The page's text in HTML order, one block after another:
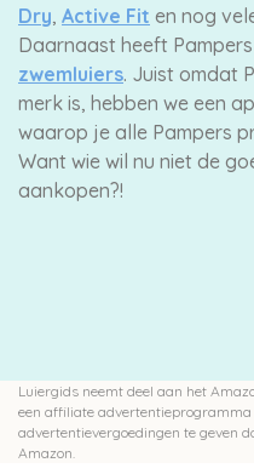
Dry Active Fit en nog
Daarnaast heeft
zwemluiers. Juist omdat
merk is, hebben we een
waarop je alle Pampers
Want wie wil nu niet de
aankopen?!
Luiergids neemt deel aan het
een affiliate
advertentievergoedingen te geven
Amazon.